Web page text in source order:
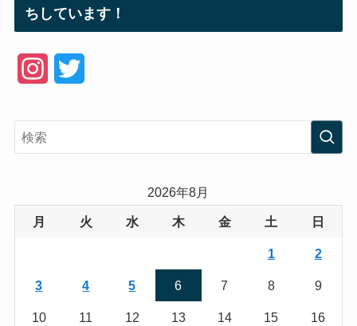
ちしています！
e
2026年8月
月 火 水 木 金 土 日
1 2
3 4 5 6 7 8 9
10 11 12 13 14 15 16